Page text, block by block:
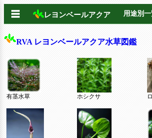
☰ レヨンベールアクア 用途別
RVA レヨンベールアクア水草図鑑
有茎水草 ホシクサ